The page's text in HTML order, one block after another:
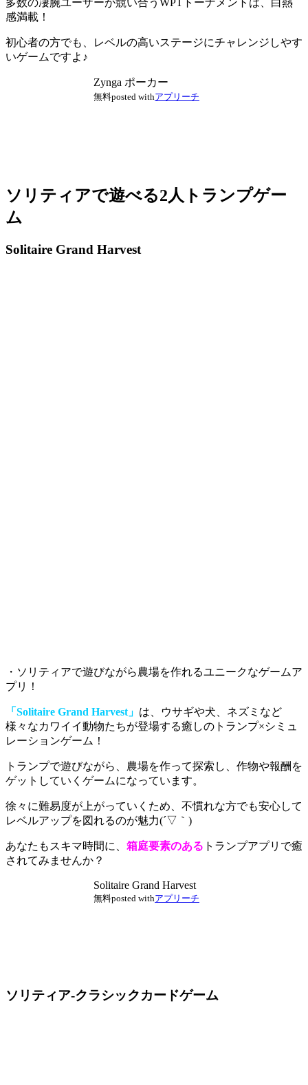
多数の凄腕ユーザーが競い合うWPTトーナメント は、白熱
感満載！
初心者の方でも、レベルの高いステージにチャレンジしやす
いゲームですよ♪
Zynga ポーカー
無料posted withアプリーチ
ソリティアで遊べる2人トランプゲー
ム
Solitaire Grand Harvest
・ソリティアで遊びながら農場を作れるユニークなゲームア
プリ！
「Solitaire Grand Harvest」 は、ウサギや犬、ネズミなど
様々なカワイイ動物たちが登場する癒しのトランプ×シミュ
レーションゲーム！
トランプで遊びながら、 農場を作って探索し、作物や報酬を
ゲットしていくゲームになっています。
徐々に難易度が上がっていくため、不慣れな方でも安心して
レベルアップを図れるのが魅力(´▽｀)
あなたもスキマ時間に、 箱庭要素のある トランプアプリで癒
されてみませんか？
Solitaire Grand Harvest
無料posted withアプリーチ
ソリティア‐クラシックカードゲーム